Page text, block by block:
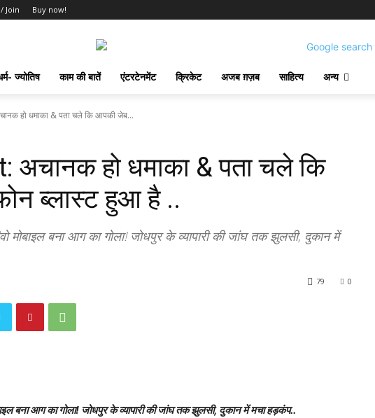
Join Buy now!
ज्योतिष काम की बातें एंटरटेनमेंट क्रिकेट अजब ग़ज़ब साहित्य अन्य
हो धमाका & पता चले कि आपकी जेब...
अचानक हो धमाका & पता चले कि
ब्लास्ट हुआ है ..
मोबाइल बना आग का गोला! जोधपुर के व्यापारी की जांघ तक झुलसी, दुकान में
0
79
बना आग का गोला! जोधपुर के व्यापारी की जांघ तक झुलसी, दुकान में मचा हड़कंप..